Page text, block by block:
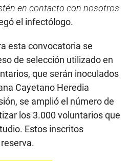
en contacto con nosotros
el infectólogo.
esta convocatoria se
de selección utilizado en
que serán inoculados
Cayetano Heredia
se amplió el número de
los 3.000 voluntarios que
Estos inscritos